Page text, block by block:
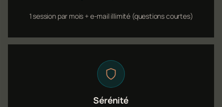
1 session par mois + e-mail illimité (questions courtes)
Sérénité